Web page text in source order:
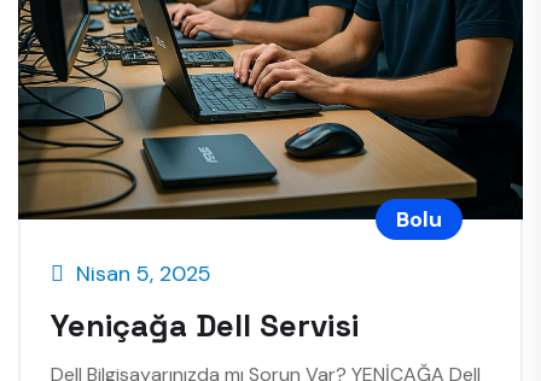
Bolu
Nisan 5, 2025
Yeniçağa Dell Servisi
Dell Bilgisayarınızda mı Sorun Var? YENİÇAĞA Dell